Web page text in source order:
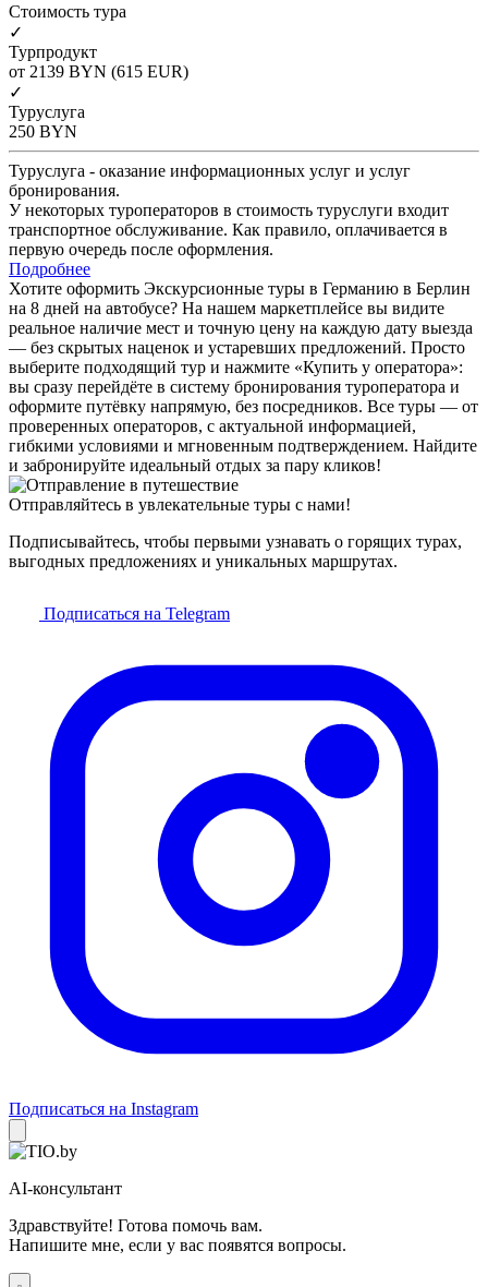
Cтоимость тура
✓
Турпродукт
от 2139 BYN (615 EUR)
✓
Туруслуга
250 BYN
Туруслуга - оказание информационных услуг и услуг
бронирования.
У некоторых туроператоров в стоимость туруслуги входит
транспортное обслуживание. Как правило, оплачивается в
первую очередь после оформления.
Подробнее
Хотите оформить Экскурсионные туры в Германию в Берлин
на 8 дней на автобусе? На нашем маркетплейсе вы видите
реальное наличие мест и точную цену на каждую дату выезда
— без скрытых наценок и устаревших предложений. Просто
выберите подходящий тур и нажмите «Купить у оператора»:
вы сразу перейдёте в систему бронирования туроператора и
оформите путёвку напрямую, без посредников. Все туры — от
проверенных операторов, с актуальной информацией,
гибкими условиями и мгновенным подтверждением. Найдите
и забронируйте идеальный отдых за пару кликов!
Отправляйтесь в увлекательные туры с нами!
Подписывайтесь, чтобы первыми узнавать о горящих турах,
выгодных предложениях и уникальных маршрутах.
Подписаться на Telegram
Подписаться на Instagram
AI-консультант
Здравствуйте! Готова помочь вам.
Напишите мне, если у вас появятся вопросы.